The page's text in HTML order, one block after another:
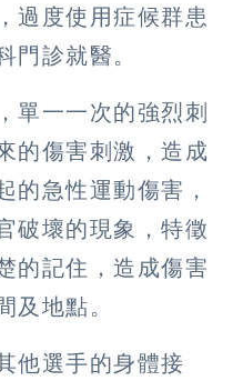
過度使用症候群患
門診就醫。
單一一次的強烈刺
的傷害刺激，造成
的急性運動傷害，
破壞的現象，特徵
的記住，造成傷害
及地點。
他選手的身體接